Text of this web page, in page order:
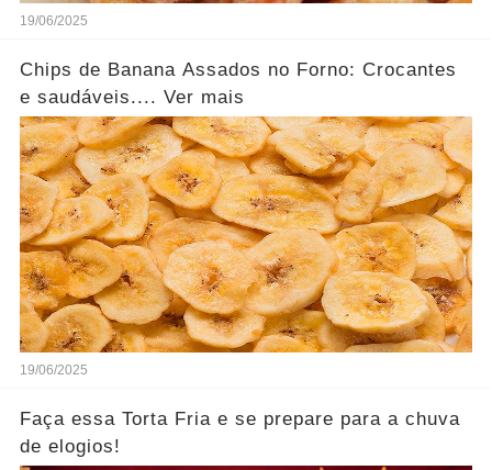
19/06/2025
Chips de Banana Assados no Forno: Crocantes
e saudáveis.... Ver mais
19/06/2025
Faça essa Torta Fria e se prepare para a chuva
de elogios!